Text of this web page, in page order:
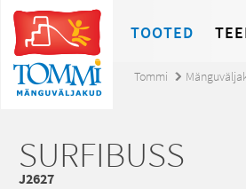
TOOTED
Tommi
SURFIBUSS
J2627